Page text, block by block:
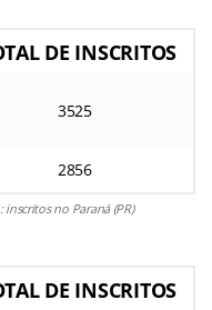
DE INSCRITOS
3525
2856
no Paraná (PR)
DE INSCRITOS